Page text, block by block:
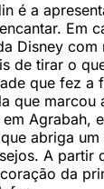
é a
Em
Disney com
de tirar o
que fez a
que marcou
Agrabah,
abriga
A partir
da